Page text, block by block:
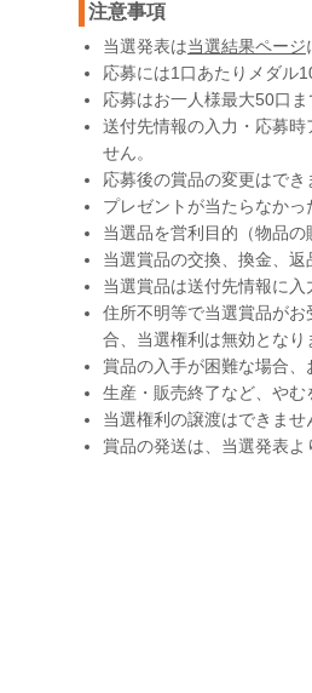
注意事項
当選発表は当選結果ページ
応募には1口あたりメダル
応募はお一人様最大50口ま
送付先情報の入力・応募
せん。
応募後の賞品の変更はでき
プレゼントが当たらなかっ
当選品を営利目的（物品の
当選賞品の交換、換金、返
当選賞品は送付先情報に
住所不明等で当選賞品が
合、当選権利は無効となり
賞品の入手が困難な場合、
生産・販売終了など、やむ
当選権利の譲渡はできませ
賞品の発送は、当選発表よ